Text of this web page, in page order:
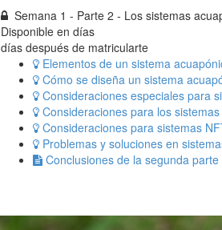
Semana 1 - Parte 2 - Los sistemas
Disponible en días
días después de matricularte
Elementos de un sistema
Cómo se diseña un sistema
Consideraciones especiales para
Consideraciones para los
Consideraciones para sistemas
Problemas y soluciones en
Conclusiones de la segunda parte